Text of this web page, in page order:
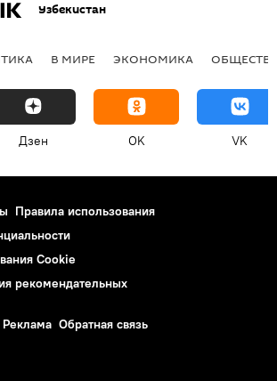
Узбекистан
В МИРЕ ЭКОНОМИКА
Дзен OK VK
Правила использования
Cookie
рекомендательных
Реклама Обратная связь